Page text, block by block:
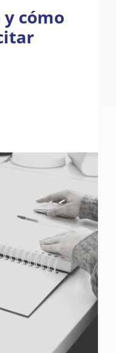
y cómo